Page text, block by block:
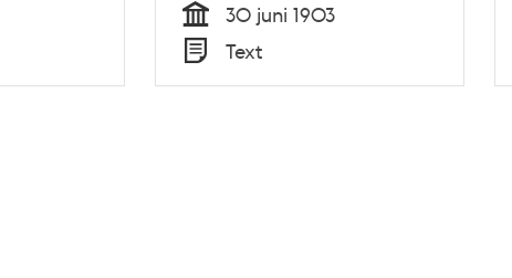
Tid
30 juni 1903
Typ
Text